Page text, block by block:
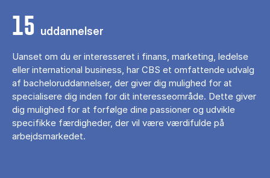
15 uddannelser
Uanset om du er interesseret i finans, marketing, ledelse
eller international business, har CBS et omfattende udvalg
af bacheloruddannelser, der giver dig mulighed for at
specialisere dig inden for dit interesseområde. Dette giver
dig mulighed for at forfølge dine passioner og udvikle
specifikke færdigheder, der vil være værdifulde på
arbejdsmarkedet.